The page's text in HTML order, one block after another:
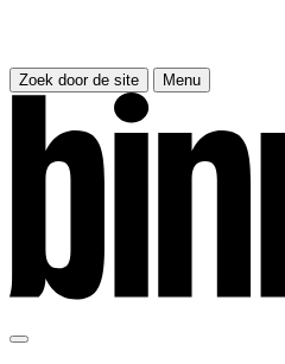
Zoek door de site Menu